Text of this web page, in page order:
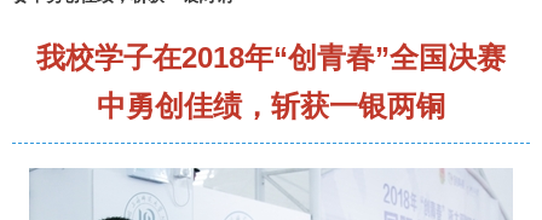
我校学子在2018年“创青春”全国决赛
中勇创佳绩，斩获一银两铜